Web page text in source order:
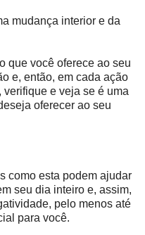
mudança interior e da
que você oferece ao seu
e, então, em cada ação
e veja se é uma
oferecer ao seu
como esta podem ajudar
seu dia inteiro e, assim,
pelo menos até
para você.